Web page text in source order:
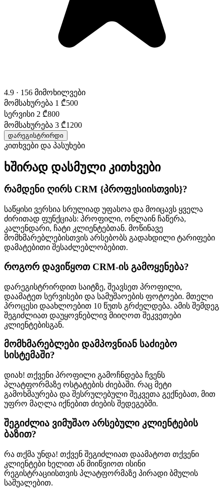
4.9 · 156 მიმოხილვები
მომსახურება 1 ₾500
სერვისი 2 ₾800
მომსახურება 3 ₾1200
დარეგისტრირდი
კითხვები და პასუხები
ხშირად დასმული კითხვები
რამდენი ღირს CRM {პროფესიისთვის}?
საწყისი ვერსია სრულიად უფასოა და მოიცავს ყველა
ძირითად ფუნქციას: პროფილი, ონლაინ ჩაწერა,
კალენდარი, ჩატი კლიენტებთან. მოწინავე
მომხმარებლებისთვის არსებობს გადახდილი ტარიფები
დამატებითი შესაძლებლობებით.
როგორ დავიწყოთ CRM-ის გამოყენება?
დარეგისტრირდით საიტზე, შეავსეთ პროფილი,
დაამატეთ სერვისები და სამუშაოების ფოტოები. მთელი
პროცესი დაახლოებით 10 წუთს გრძელდება. ამის შემდეგ
შეგიძლიათ დაუყოვნებლივ მიიღოთ შეკვეთები
კლიენტებისგან.
მომხმარებლები დამპოვნიან საძიებო
სისტემაში?
დიახ! თქვენი პროფილი გამოჩნდება ჩვენს
პლატფორმაზე ოსტატების ძიებაში. რაც მეტი
გამოხმაურება და შესრულებული შეკვეთა გექნებათ, მით
უფრო მაღლა იქნებით ძიების შედეგებში.
შეგიძლია ვიმუშაო არსებული კლიენტების
ბაზით?
რა თქმა უნდა! თქვენ შეგიძლიათ დაამატოთ თქვენი
კლიენტები ხელით ან მიიწვიოთ ისინი
რეგისტრაციისთვის პლატფორმაზე პირადი ბმულის
საშუალებით.